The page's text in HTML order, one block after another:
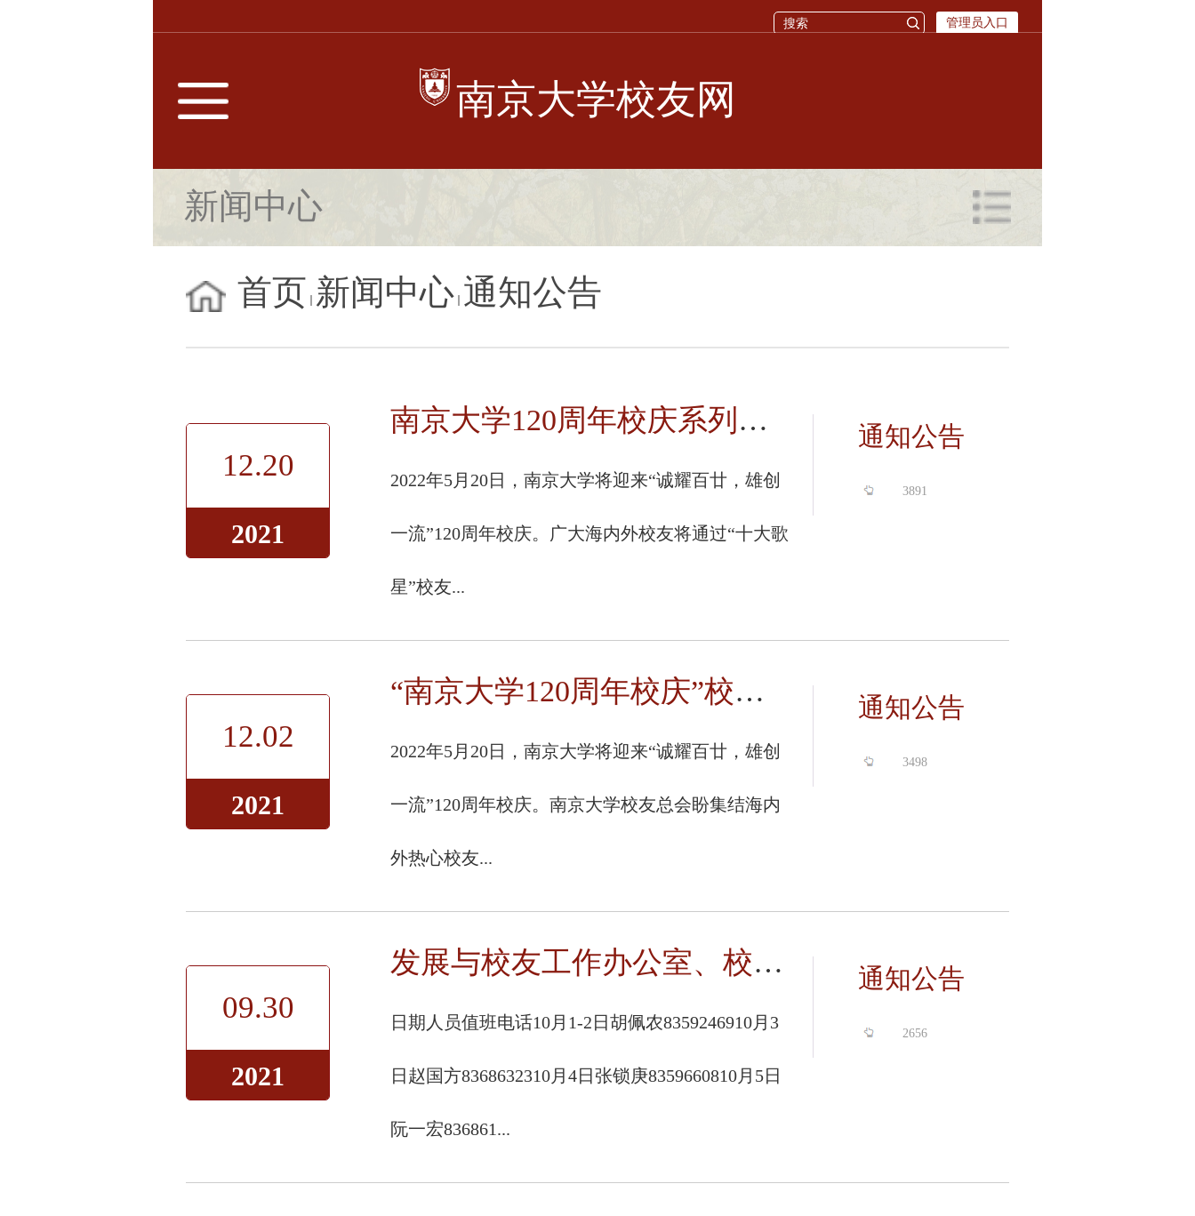
管理员入口
校友网
新闻中心
首页 新闻中心 通知公告
12.20
2021
通知公告
3891
南京大学120周年校庆系列活动导演组第一批志愿者名单确定
2022年5月20日，南京大学将迎来“诚耀百廿，雄创
一流”120周年校庆。广大海内外校友将通过“十大歌
星”校友...
12.02
2021
通知公告
3498
“南京大学120周年校庆”校友活动志愿者招募
2022年5月20日，南京大学将迎来“诚耀百廿，雄创
一流”120周年校庆。南京大学校友总会盼集结海内
外热心校友...
09.30
2021
通知公告
2656
发展与校友工作办公室、校友总会秘书处 2021年国庆节值班表
日期人员值班电话10月1-2日胡佩农8359246910月3
日赵国方8368632310月4日张锁庚8359660810月5日
阮一宏836861...